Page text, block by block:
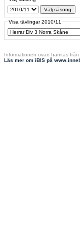
Visa tävlingar 2010/11
Informationen ovan hämtas
Läs mer om iBIS på